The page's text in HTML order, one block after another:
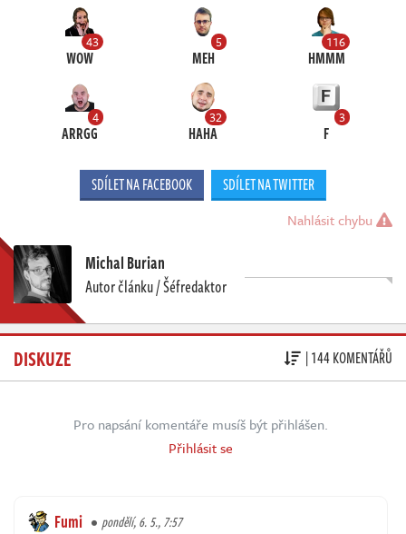
43
WOW
5
MEH
116
HMMM
4
ARRGG
32
HAHA
3
F
SDÍLET NA FACEBOOK SDÍLET NA TWITTER
Nahlásit chybu
Michal Burian
Autor článku / Šéfredaktor
DISKUZE | 144 KOMENTÁŘŮ
Pro napsání komentáře musíš být přihlášen.
Přihlásit se
Fumi pondělí, 6. 5., 7:57